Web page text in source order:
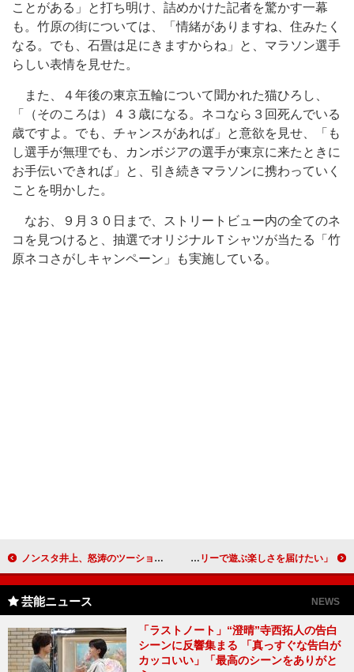
ことがある」と打ち明け、詰めかけた記者を驚かす一幕
も。竹原の街については、「情緒がありますね、住みたく
なる。でも、石畳は足にきますからね」と、マラソン選手
らしい表情を見せた。
また、４年後の東京五輪について聞かれた猫ひろし、
「（そのころは）４３歳になる。ネコなら３回死んでいる
歳ですよ。でも、チャンスがあれば」と意欲を見せ、「も
し選手が無理でも、カンボジアの選手が東京に来たときに
お手伝いできれば」と、引き続きマラソンに携わっていく
ことを明かした。
なお、９月３０日まで、ストリートビュー内の全てのネ
コを見つけると、抽選でオリジナルＴシャツが当たる「竹
原ネコさがしキャンペーン」も実施している。
ノンスタ井上、怒涛のツーショット撮影 ギネス世界記録に挑戦するも… 長澤まさみ、母との思い出を語る 「ジュエリーで遊ぶ楽しさを届けたい」
芸能ニュース NEWS
「ラストノート」“澄晴”寺西拓人の告白
シーンに反響集まる 「真っすぐな告白が
カッコいい」「最高のシーンをありがと